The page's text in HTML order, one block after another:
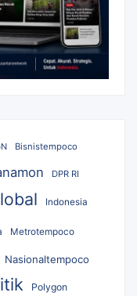
Bisnistempoco
DPR RI
Indonesia
Metrotempoco
Nasionaltempoco
Polygon